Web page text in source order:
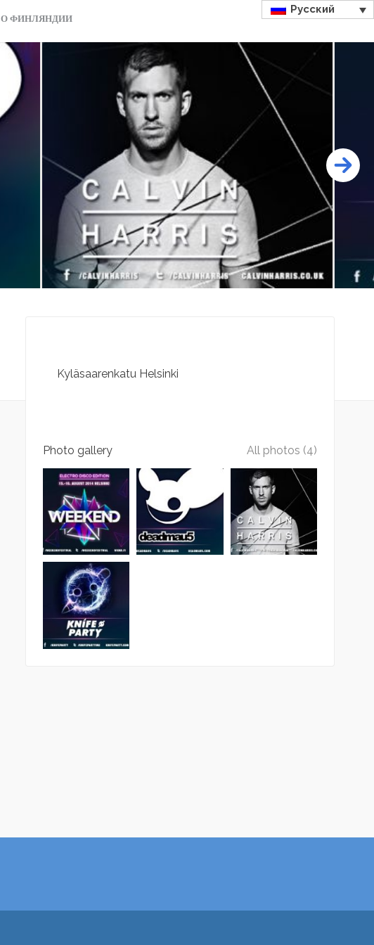
О ФИНЛЯНДИИ
Русский
Kyläsaarenkatu Helsinki
Photo gallery All photos (4)